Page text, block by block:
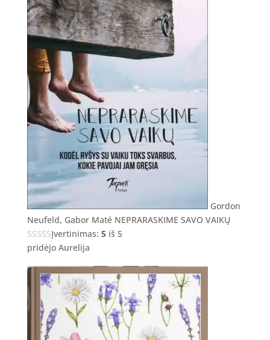
Gordon
Neufeld, Gabor Maté NEPRARASKIME SAVO VAIKŲ
Įvertinimas: 5iš 5
pridėjo Aurelija